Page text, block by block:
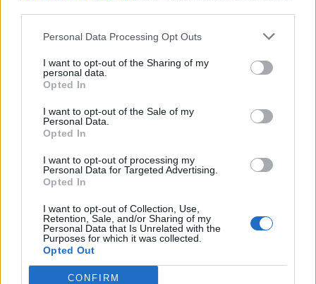
Personal Data Processing Opt Outs
I want to opt-out of the Sharing of my
personal data.
Opted In
I want to opt-out of the Sale of my
Personal Data.
Opted In
I want to opt-out of processing my
Personal Data for Targeted Advertising.
Opted In
I want to opt-out of Collection, Use,
Retention, Sale, and/or Sharing of my
Personal Data that Is Unrelated with the
Purposes for which it was collected.
Opted Out
CONFIRM